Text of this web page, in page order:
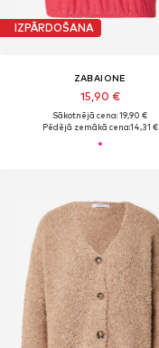
IZPĀRDOŠANA
ZABAIONE
15,90 €
Sākotnējā cena: 19,90 €
Pēdējā zemākā cena:14,31 €